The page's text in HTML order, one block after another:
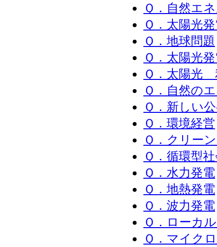
Ｑ．自然エ
Ｑ．太陽光
Ｑ．地球問題
Ｑ．太陽光
Ｑ．太陽光
Ｑ．自然の
Ｑ．新しい
Ｑ．環境経営
Ｑ．クリー
Ｑ．循環型
Ｑ．水力発電
Ｑ．地熱発電
Ｑ．波力発電
Ｑ．ローカ
Ｑ．マイク